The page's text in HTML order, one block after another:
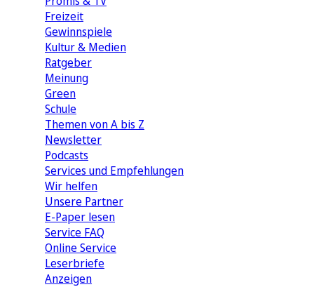
Freizeit
Gewinnspiele
Kultur & Medien
Ratgeber
Meinung
Green
Schule
Themen von A bis Z
Newsletter
Podcasts
Services und Empfehlungen
Wir helfen
Unsere Partner
E-Paper lesen
Service FAQ
Online Service
Leserbriefe
Anzeigen